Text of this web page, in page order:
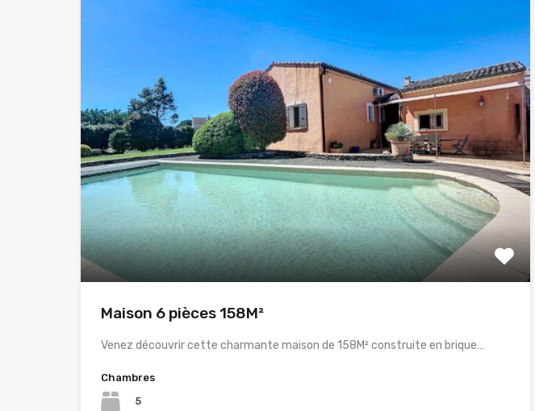
Maison 6 pièces 158M²
Venez découvrir cette charmante maison de 158M² construite en brique…
Chambres
5